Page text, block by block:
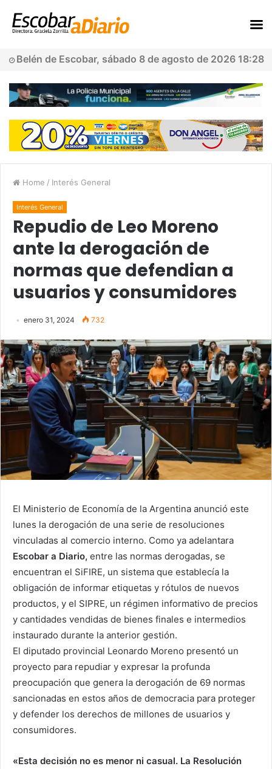
Belén de Escobar, sábado 8 de agosto de 2026 18:28
Home / Interés General
Interés General
Repudio de Leo Moreno
ante la derogación de
normas que defendian a
usuarios y consumidores
enero 31, 2024 732
El Ministerio de Economía de la Argentina anunció este
lunes la derogación de una serie de resoluciones
vinculadas al comercio interno. Como ya adelantara
Escobar a Diario, entre las normas derogadas, se
encuentran el SiFIRE, un sistema que establecía la
obligación de informar etiquetas y rótulos de nuevos
productos, y el SIPRE, un régimen informativo de precios
y cantidades vendidas de bienes finales e intermedios
instaurado durante la anterior gestión.
El diputado provincial Leonardo Moreno presentó un
proyecto para repudiar y expresar la profunda
preocupación que genera la derogación de 69 normas
sancionadas en estos años de democracia para proteger
y defender los derechos de millones de usuarios y
consumidores.
«Esta decisión no es menor ni casual. La Resolución